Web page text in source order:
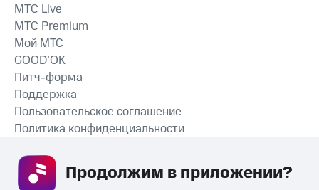
СКАЧАТЬ ПРИЛОЖЕНИЕ
MTС Live
MTС Premium
Мой МТС
GOOD’OK
Питч-форма
Поддержка
Пользовательское соглашение
Политика конфиденциальности